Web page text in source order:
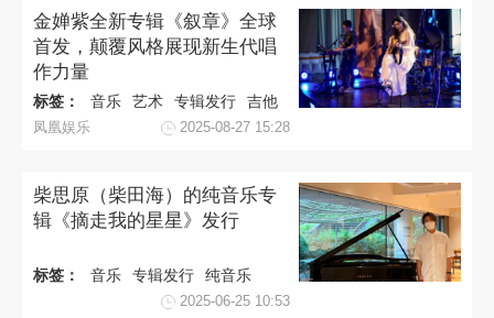
金婵紫全新专辑《叙章》全球
首发，颠覆风格展现新生代唱
作力量
标签： 音乐 艺术 专辑发行 吉他
凤凰娱乐 2025-08-27 15:28
柴思原（柴田海）的纯音乐专
辑《摘走我的星星》发行
标签： 音乐 专辑发行 纯音乐
2025-06-25 10:53